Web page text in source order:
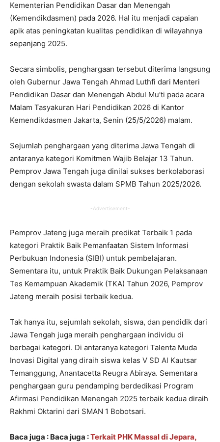
Kementerian Pendidikan Dasar dan Menengah
(Kemendikdasmen) pada 2026. Hal itu menjadi capaian
apik atas peningkatan kualitas pendidikan di wilayahnya
sepanjang 2025.
Secara simbolis, penghargaan tersebut diterima langsung
oleh Gubernur Jawa Tengah Ahmad Luthfi dari Menteri
Pendidikan Dasar dan Menengah Abdul Mu’ti pada acara
Malam Tasyakuran Hari Pendidikan 2026 di Kantor
Kemendikdasmen Jakarta, Senin (25/5/2026) malam.
Sejumlah penghargaan yang diterima Jawa Tengah di
antaranya kategori Komitmen Wajib Belajar 13 Tahun.
Pemprov Jawa Tengah juga dinilai sukses berkolaborasi
dengan sekolah swasta dalam SPMB Tahun 2025/2026.
-Advertisement-
Pemprov Jateng juga meraih predikat Terbaik 1 pada
kategori Praktik Baik Pemanfaatan Sistem Informasi
Perbukuan Indonesia (SIBI) untuk pembelajaran.
Sementara itu, untuk Praktik Baik Dukungan Pelaksanaan
Tes Kemampuan Akademik (TKA) Tahun 2026, Pemprov
Jateng meraih posisi terbaik kedua.
Tak hanya itu, sejumlah sekolah, siswa, dan pendidik dari
Jawa Tengah juga meraih penghargaan individu di
berbagai kategori. Di antaranya kategori Talenta Muda
Inovasi Digital yang diraih siswa kelas V SD Al Kautsar
Temanggung, Anantacetta Reugra Abiraya. Sementara
penghargaan guru pendamping berdedikasi Program
Afirmasi Pendidikan Menengah 2025 terbaik kedua diraih
Rakhmi Oktarini dari SMAN 1 Bobotsari.
Baca juga : Baca juga :Terkait PHK Massal di Jepara,